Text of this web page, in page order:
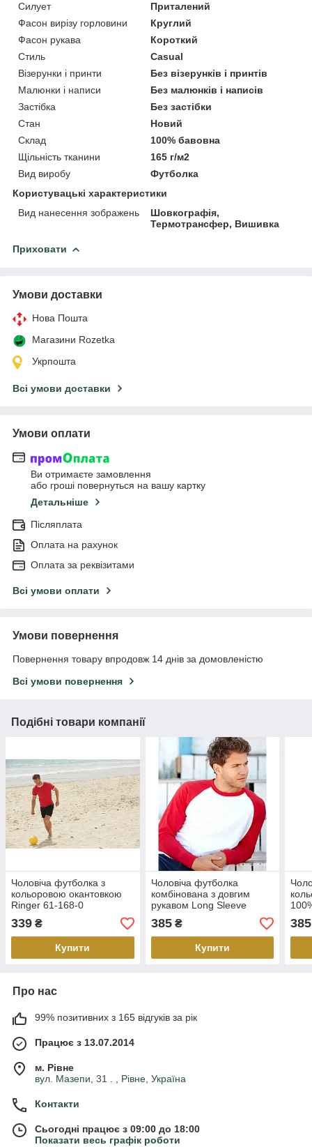
Силует
Приталений
Фасон вирізу горловини
Круглий
Фасон рукава
Короткий
Стиль
Casual
Візерунки і принти
Без візерунків і принтів
Малюнки і написи
Без малюнків і написів
Застібка
Без застібки
Стан
Новий
Склад
100% бавовна
Щільність тканини
165 г/м2
Вид виробу
Футболка
Користувацькі характеристики
Вид нанесення зображень
Шовкографія,
Термотрансфер, Вишивка
Приховати
Умови доставки
Нова Пошта
Магазини Rozetka
Укрпошта
Всі умови доставки
Умови оплати
Ви отримаєте замовлення
або гроші повернуться на вашу картку
Детальніше
Післяплата
Оплата на рахунок
Оплата за реквізитами
Всі умови оплати
Умови повернення
Повернення товару впродовж 14 днів за домовленістю
Всі умови повернення
Подібні товари компанії
Чоловіча футболка з
кольоровою окантовкою
Ringer 61-168-0
339 ₴
Купити
Чоловіча футболка
комбінована з довгим
рукавом Long Sleeve
385₴
Купити
385
Про нас
99% позитивних з 165 відгуків за рік
Працює з 13.07.2014
м. Рівне
вул. Мазепи, 31 . , Рівне, Україна
Контакти
Сьогодні працює з 09:00 до 18:00
Показати весь графік роботи